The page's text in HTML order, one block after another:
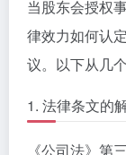
当股东会授权
律效力如何认
议。以下从几
1. 法律条文的
《公司法》第